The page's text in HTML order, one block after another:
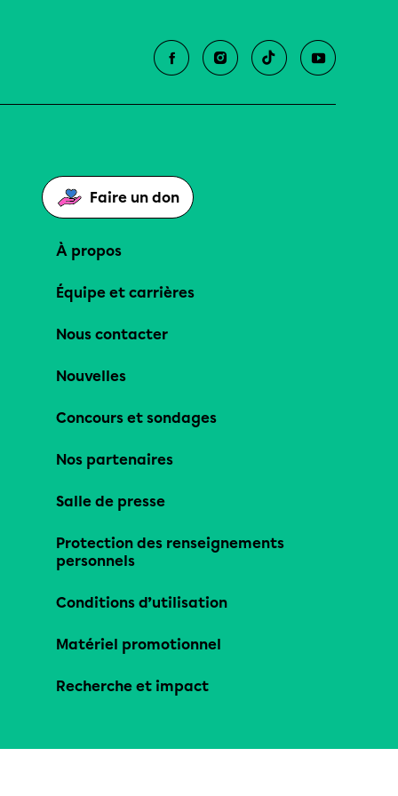
Faire un don
À propos
Équipe et carrières
Nous contacter
Nouvelles
Concours et sondages
Nos partenaires
Salle de presse
Protection des renseignements
personnels
Conditions d’utilisation
Matériel promotionnel
Recherche et impact